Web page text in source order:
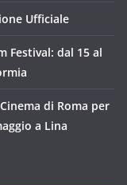
Ufficiale
Festival: dal 15 al
di Roma per
a Lina